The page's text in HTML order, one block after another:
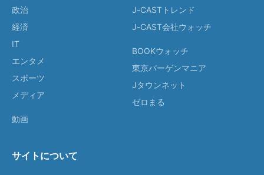
政治
経済
IT
エンタメ
スポーツ
メディア
動画
J-CASTトレンド
J-CAST会社ウォッチ
BOOKウォッチ
東京バーゲンマニア
Jタウンネット
ゼロまる
サイトについて